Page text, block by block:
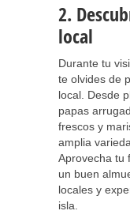
2.
local
Durante tu
te olvides de
local. Desde
papas
frescos y
amplia
Aprovecha tu
un buen
locales y
isla.